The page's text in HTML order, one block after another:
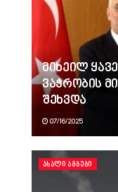
მიხეილ
ვაჭრობის
შეხვდა
07/16/2025
ᲐᲮᲐᲚᲘ ᲐᲛᲑᲔᲑᲘ